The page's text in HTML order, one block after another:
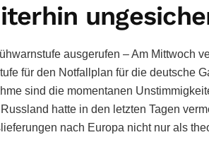
ausgerufen – Am Mittwoch
für den Notfallplan für die deutsche
sind die momentanen
hatte in den letzten Tagen
nach Europa nicht nur als